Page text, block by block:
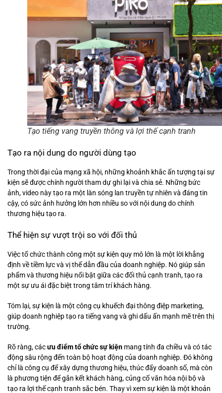
Tạo tiếng vang truyền thông và lợi thế cạnh tranh
Tạo ra nội dung do người dùng tạo
Trong thời đại của mạng xã hội, những khoảnh khắc ấn tượng tại sự
kiện sẽ được chính người tham dự ghi lại và chia sẻ. Những bức
ảnh, video này tạo ra một làn sóng lan truyền tự nhiên và đáng tin
cậy, có sức ảnh hưởng lớn hơn nhiều so với nội dung do chính
thương hiệu tạo ra.
Thể hiện sự vượt trội so với đối thủ
Việc tổ chức thành công một sự kiện quy mô lớn là một lời khẳng
định về tiềm lực và vị thế dẫn đầu của doanh nghiệp. Nó giúp sản
phẩm và thương hiệu nổi bật giữa các đối thủ cạnh tranh, tạo ra
một sự ưu ái đặc biệt trong tâm trí khách hàng.
Tóm lại, sự kiện là một công cụ khuếch đại thông điệp marketing,
giúp doanh nghiệp tạo ra tiếng vang và ghi dấu ấn mạnh mẽ trên thị
trường.
Rõ ràng, cácưu điểm tổ chức sự kiện mang tính đa chiều và có tác
động sâu rộng đến toàn bộ hoạt động của doanh nghiệp. Đó không
chỉ là công cụ để xây dựng thương hiệu, thúc đẩy doanh số, mà còn
là phương tiện để gắn kết khách hàng, củng cố văn hóa nội bộ và
tạo ra lợi thế cạnh tranh sắc bén. Thay vì xem sự kiện là một khoản